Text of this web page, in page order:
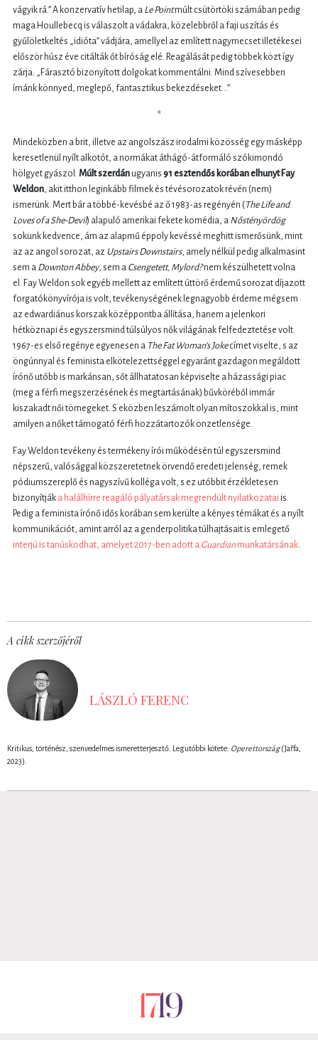
vágyik rá.” A konzervatív hetilap, a Le Pointmúlt csütörtöki számában pedig
maga Houllebecq is válaszolt a vádakra, közelebbről a faji uszítás és
gyűlöletkeltés „idióta” vádjára, amellyel az említett nagymecset illetékesei
először húsz éve citálták őt bíróság elé. Reagálását pedig többek közt így
zárja: „Fárasztó bizonyított dolgokat kommentálni. Mind szívesebben
írnánk könnyed, meglepő, fantasztikus bekezdéseket…”
*
Mindeközben a brit, illetve az angolszász irodalmi közösség egy másképp
keresetlenül nyílt alkotót, a normákat áthágó-átformáló szókimondó
hölgyet gyászol. Múlt szerdánugyanis 91 esztendős korában elhunyt Fay
Weldon, akit itthon leginkább filmek és tévésorozatok révén (nem)
ismerünk. Mert bár a többé-kevésbé az ő 1983-as regényén (The Life and
Loves of a She-Devil) alapuló amerikai fekete komédia, a Nőstényördög
sokunk kedvence, ám az alapmű éppoly kevéssé meghitt ismerősünk, mint
az az angol sorozat, az Upstairs Downstairs, amely nélkül pedig alkalmasint
sem a Downton Abbey, sem a Csengetett, Mylord?nem készülhetett volna
el. Fay Weldon sok egyéb mellett az említett úttörő érdemű sorozat díjazott
forgatókönyvírója is volt, tevékenységének legnagyobb érdeme mégsem
az edwardiánus korszak középpontba állítása, hanem a jelenkori
hétköznapi és egyszersmind túlsúlyos nők világának felfedeztetése volt.
1967-es első regénye egyenesen a The Fat Woman’s Jokecímet viselte, s az
öngúnnyal és feminista elkötelezettséggel egyaránt gazdagon megáldott
írónő utóbb is markánsan, sőt állhatatosan képviselte a házassági piac
(meg a férfi megszerzésének és megtartásának) bűvköréből immár
kiszakadt női tömegeket. S eközben leszámolt olyan mítoszokkal is, mint
amilyen a nőket támogató férfi hozzátartozók önzetlensége.
Fay Weldon tevékeny és termékeny írói működésén túl egyszersmind
népszerű, valósággal közszeretetnek örvendő eredeti jelenség, remek
pódiumszereplő és nagyszívű kolléga volt, s ez utóbbit érzékletesen
bizonyítják a halálhírre reagáló pályatársak megrendült nyilatkozatai is.
Pedig a feminista írónő idős korában sem kerülte a kényes témákat és a nyílt
kommunikációt, amint arról az a genderpolitika túlhajtásait is emlegető
interjú is tanúskodhat, amelyet 2017-ben adott a Guardianmunkatársának.
A cikk szerzőjéről
LÁSZLÓ FERENC
Kritikus, történész, szenvedelmes ismeretterjesztő. Legutóbbi kötete: Operettország(Jaffa,
2023).